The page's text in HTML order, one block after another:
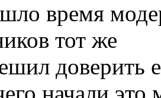
время
тот же
доверить